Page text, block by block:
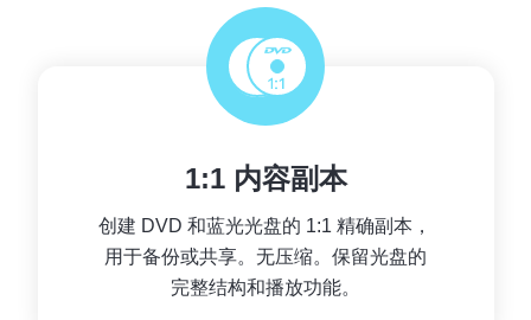
1:1 内容副本
创建 DVD 和蓝光光盘的 1:1 精确副本，
用于备份或共享。无压缩。保留光盘的
完整结构和播放功能。